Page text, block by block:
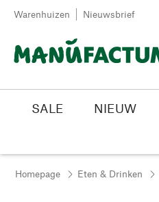
Passer au contenu
Warenhuizen Nieuwsbrief
SALE NIEUW
Homepage Eten & Drinken